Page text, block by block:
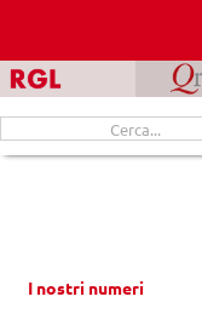
content
Cerca
per:
I nostri numeri